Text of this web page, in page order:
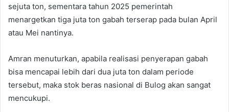
sejuta ton, sementara tahun 2025 pemerintah
menargetkan tiga juta ton gabah terserap pada bulan April
atau Mei nantinya.
Amran menuturkan, apabila realisasi penyerapan gabah
bisa mencapai lebih dari dua juta ton dalam periode
tersebut, maka stok beras nasional di Bulog akan sangat
mencukupi.